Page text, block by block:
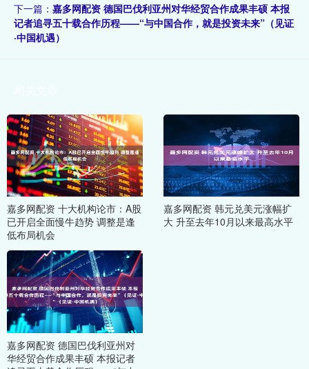
下一篇： 嘉多网配资 德国巴伐利亚州对华经贸合作成果丰硕 本报
记者追寻五十载合作历程——“与中国合作，就是投资未来”（见证
·中国机遇）
嘉多网配资 十大机构论市：A股
已开启全面慢牛趋势 调整是逢
低布局机会
嘉多网配资 韩元兑美元涨幅扩
大 升至去年10月以来最高水平
嘉多网配资 德国巴伐利亚州对
华经贸合作成果丰硕 本报记者